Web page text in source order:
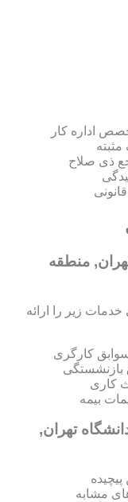
اداره کار
ذی صلاح
منطقه
خدمات زیر را ارائه
کارگری
بازنشستگی
کاری
بیمه
تهران,
پیچیده
مشابه